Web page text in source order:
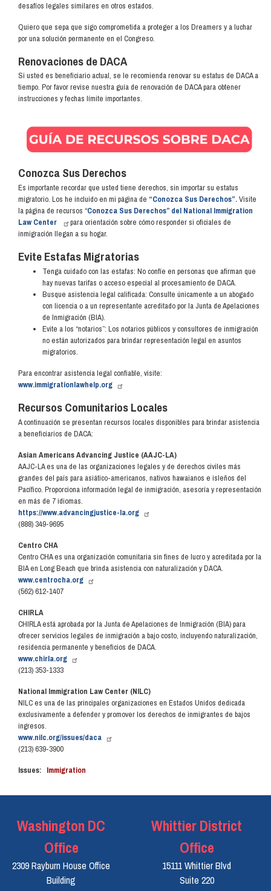
desafíos legales similares en otros estados.
Quiero que sepa que sigo comprometida a proteger a los Dreamers y a luchar
por una solución permanente en el Congreso.
Renovaciones de DACA
Si usted es beneficiario actual, se le recomienda renovar su estatus de DACA a
tiempo. Por favor revise nuestra guía de renovación de DACA para obtener
instrucciones y fechas límite importantes.
Image
Conozca Sus Derechos
Es importante recordar que usted tiene derechos, sin importar su estatus
migratorio. Los he incluido en mi página de “Conozca Sus Derechos”.Visite
la página de recursos “Conozca Sus Derechos” del National Immigration
Law Center
para orientación sobre cómo responder si oficiales de
inmigración llegan a su hogar.
Evite Estafas Migratorias
Tenga cuidado con las estafas: No confíe en personas que afirman que
hay nuevas tarifas o acceso especial al procesamiento de DACA.
Busque asistencia legal calificada: Consulte únicamente a un abogado
con licencia o a un representante acreditado por la Junta de Apelaciones
de Inmigración (BIA).
Evite a los “notarios”: Los notarios públicos y consultores de inmigración
no están autorizados para brindar representación legal en asuntos
migratorios.
Para encontrar asistencia legal confiable, visite:
www.immigrationlawhelp.org
Recursos Comunitarios Locales
A continuación se presentan recursos locales disponibles para brindar asistencia
a beneficiarios de DACA:
Asian Americans Advancing Justice (AAJC-LA)
AAJC-LA es una de las organizaciones legales y de derechos civiles más
grandes del país para asiático-americanos, nativos hawaianos e isleños del
Pacífico. Proporciona información legal de inmigración, asesoría y representación
en más de 7 idiomas.
https://www.advancingjustice-la.org
(888) 349-9695
Centro CHA
Centro CHA es una organización comunitaria sin fines de lucro y acreditada por la
BIA en Long Beach que brinda asistencia con naturalización y DACA.
www.centrocha.org
(562) 612-1407
CHIRLA
CHIRLA está aprobada por la Junta de Apelaciones de Inmigración (BIA) para
ofrecer servicios legales de inmigración a bajo costo, incluyendo naturalización,
residencia permanente y beneficios de DACA.
www.chirla.org
(213) 353-1333
National Immigration Law Center (NILC)
NILC es una de las principales organizaciones en Estados Unidos dedicada
exclusivamente a defender y promover los derechos de inmigrantes de bajos
ingresos.
www.nilc.org/issues/daca
(213) 639-3900
Issues: Immigration
Washington DC
Office
2309 Rayburn House Office
Building
Whittier District
Office
15111 Whittier Blvd
Suite 220